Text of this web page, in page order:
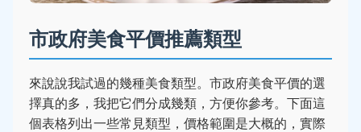
市政府美食平價推薦類型
來說說我試過的幾種美食類型。市政府美食平價的選
擇真的多，我把它們分成幾類，方便你參考。下面這
個表格列出一些常見類型，價格範圍是大概的，實際